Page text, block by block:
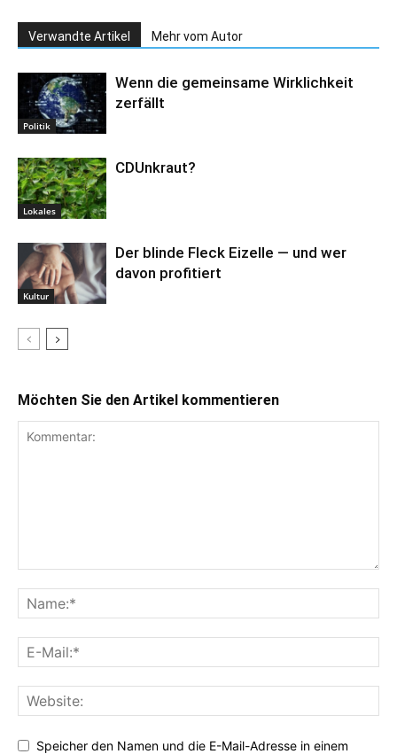
Verwandte Artikel Mehr vom Autor
Politik
Wenn die gemeinsame Wirklichkeit
zerfällt
Lokales
CDUnkraut?
Kultur
Der blinde Fleck Eizelle — und wer
davon profitiert
Möchten Sie den Artikel kommentieren
Speicher den Namen und die E-Mail-Adresse in einem